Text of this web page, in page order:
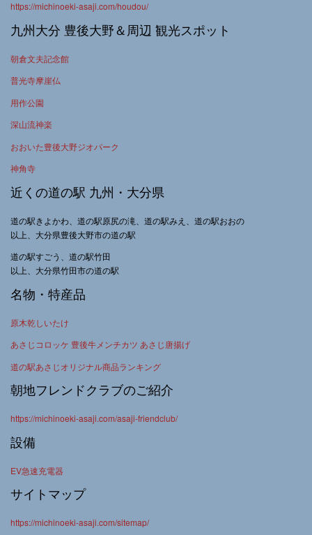
https://michinoeki-asaji.com/houdou/
九州大分 豊後大野＆周辺 観光スポット
朝倉文夫記念館
普光寺摩崖仏
用作公園
深山流神楽
おおいた豊後大野ジオパーク
神角寺
近くの道の駅 九州・大分県
道の駅きよかわ、道の駅原尻の滝、道の駅みえ、道の駅おおの
以上、大分県豊後大野市の道の駅
道の駅すごう、道の駅竹田
以上、大分県竹田市の道の駅
名物・特産品
原木乾しいたけ
あさじコロッケ 豊後牛メンチカツ あさじ唐揚げ
道の駅あさじオリジナル商品ランキング
朝地フレンドクラブのご紹介
https://michinoeki-asaji.com/asaji-friendclub/
設備
EV急速充電器
サイトマップ
https://michinoeki-asaji.com/sitemap/